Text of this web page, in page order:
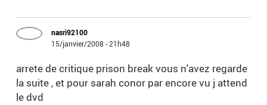
nasri92100
15/janvier/2008 - 21h48
arrete de critique prison break vous n'avez regarde
la suite , et pour sarah conor par encore vu j attend
le dvd